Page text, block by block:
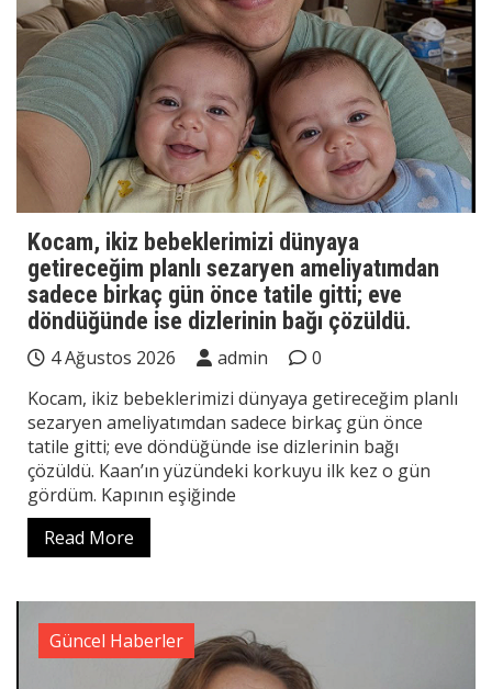
Kocam, ikiz bebeklerimizi dünyaya
getireceğim planlı sezaryen ameliyatımdan
sadece birkaç gün önce tatile gitti; eve
döndüğünde ise dizlerinin bağı çözüldü.
4 Ağustos 2026 admin
0
Kocam, ikiz bebeklerimizi dünyaya getireceğim planlı
sezaryen ameliyatımdan sadece birkaç gün önce
tatile gitti; eve döndüğünde ise dizlerinin bağı
çözüldü. Kaan’ın yüzündeki korkuyu ilk kez o gün
gördüm. Kapının eşiğinde
Read More
Güncel Haberler